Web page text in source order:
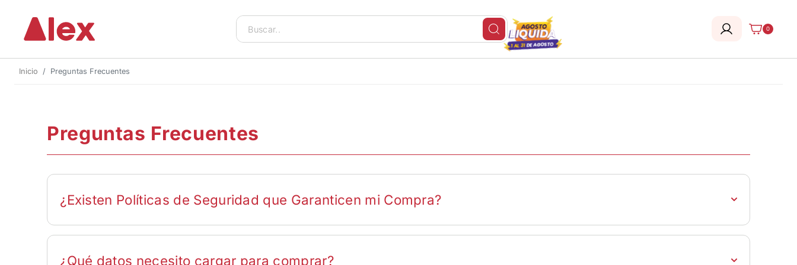
0
Inicio Preguntas Frecuentes
Preguntas Frecuentes
¿Existen Políticas de Seguridad que Garanticen mi Compra?
En ALEX te garantizamos la seguridad de tus compras online, manteniendo tus datos ingresados en el sitio bajo la más estricta confidencialidad. Contamos con un Certificado
Digital SSL (Secure Socket Layer) de validación y cifrado de datos avanzado el cuál asegura cada transacción electrónica que se realice en nuestra página.
¿Qué datos necesito cargar para comprar?